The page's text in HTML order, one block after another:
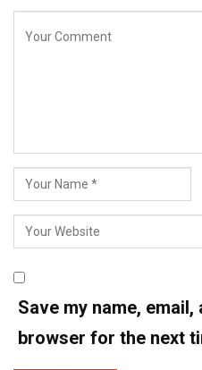
Save my name,
browser for the next